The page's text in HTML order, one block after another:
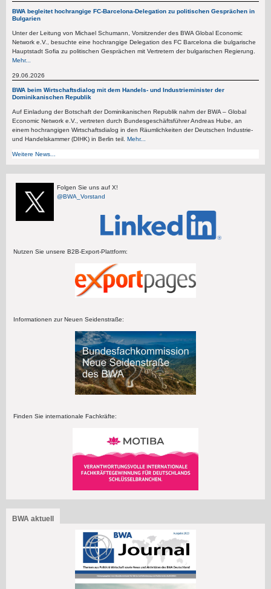
BWA begleitet hochrangige FC-Barcelona-Delegation zu politischen Gesprächen in
Bulgarien
Unter der Leitung von Michael Schumann, Vorsitzender des BWA Global Economic
Network e.V., besuchte eine hochrangige Delegation des FC Barcelona die bulgarische
Hauptstadt Sofia zu politischen Gesprächen mit Vertretern der bulgarischen Regierung.
Mehr...
29.06.2026
BWA beim Wirtschaftsdialog mit dem Handels- und Industrieminister der
Dominikanischen Republik
Auf Einladung der Botschaft der Dominikanischen Republik nahm der BWA – Global
Economic Network e.V., vertreten durch Bundesgeschäftsführer Andreas Hube, an
einem hochrangigen Wirtschaftsdialog in den Räumlichkeiten der Deutschen Industrie-
und Handelskammer (DIHK) in Berlin teil. Mehr...
Weitere News...
Folgen Sie uns auf X!
@BWA_Vorstand
Nutzen Sie unsere B2B-Export-Plattform:
Informationen zur Neuen Seidenstraße:
Finden Sie internationale Fachkräfte:
BWA aktuell